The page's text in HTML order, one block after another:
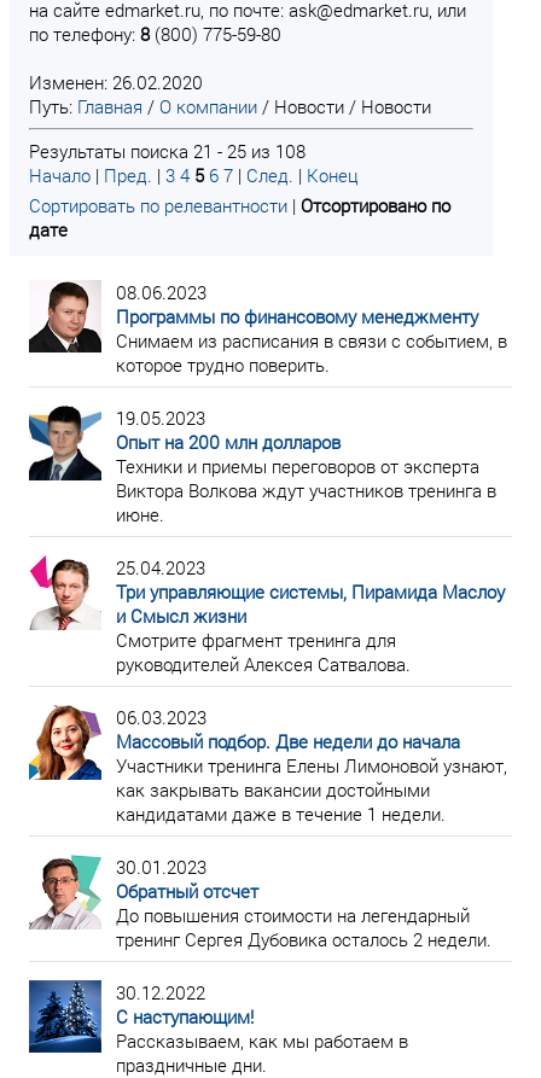
на сайте edmarket.ru, по почте: ask@edmarket.ru, или
по телефону: 8(800) 775-59-80
Изменен: 26.02.2020
Путь: Главная / О компании / Новости / Новости
Результаты поиска 21 - 25 из 108
Начало | Пред. | 3 4 5 6 7 | След. | Конец
Сортировать по релевантности | Отсортировано по
дате
08.06.2023
Программы по финансовому менеджменту
Снимаем из расписания в связи с событием, в
которое трудно поверить.
19.05.2023
Опыт на 200 млн долларов
Техники и приемы переговоров от эксперта
Виктора Волкова ждут участников тренинга в
июне.
25.04.2023
Три управляющие системы, Пирамида Маслоу
и Смысл жизни
Смотрите фрагмент тренинга для
руководителей Алексея Сатвалова.
06.03.2023
Массовый подбор. Две недели до начала
Участники тренинга Елены Лимоновой узнают,
как закрывать вакансии достойными
кандидатами даже в течение 1 недели.
30.01.2023
Обратный отсчет
До повышения стоимости на легендарный
тренинг Сергея Дубовика осталось 2 недели.
30.12.2022
С наступающим!
Рассказываем, как мы работаем в
праздничные дни.